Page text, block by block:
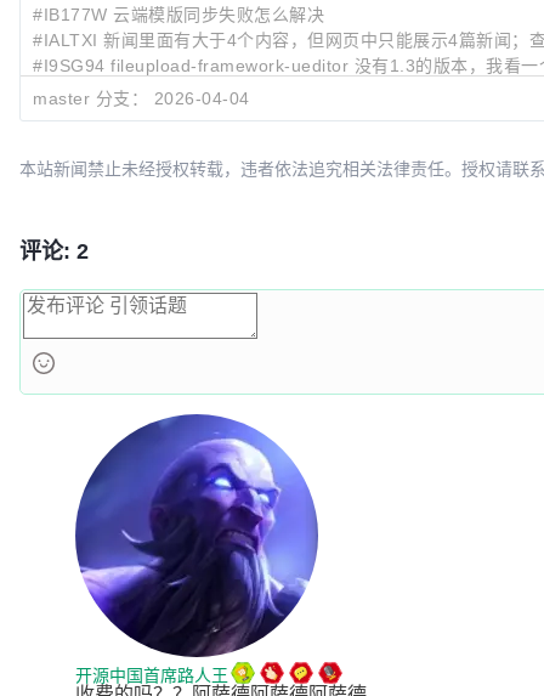
#IB177W 云端模版同步失败怎么解决
#IALTXI 新闻里面有大于4个内容，但网页中只能展示4篇新闻；
#I9SG94 fileupload-framework-ueditor 没有1.3的版本，我看
最近提交:
ee1c3aee
移除 README 顶部与当前 skills 范围冲突的 AI-
master 分支： 2026-04-04
本站新闻禁止未经授权转载，违者依法追究相关法律责任。授权请联
评论: 2
开源中国首席路人王